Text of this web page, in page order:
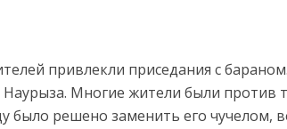
привлекли приседания с
Многие жители были против
было решено заменить его чучелом,